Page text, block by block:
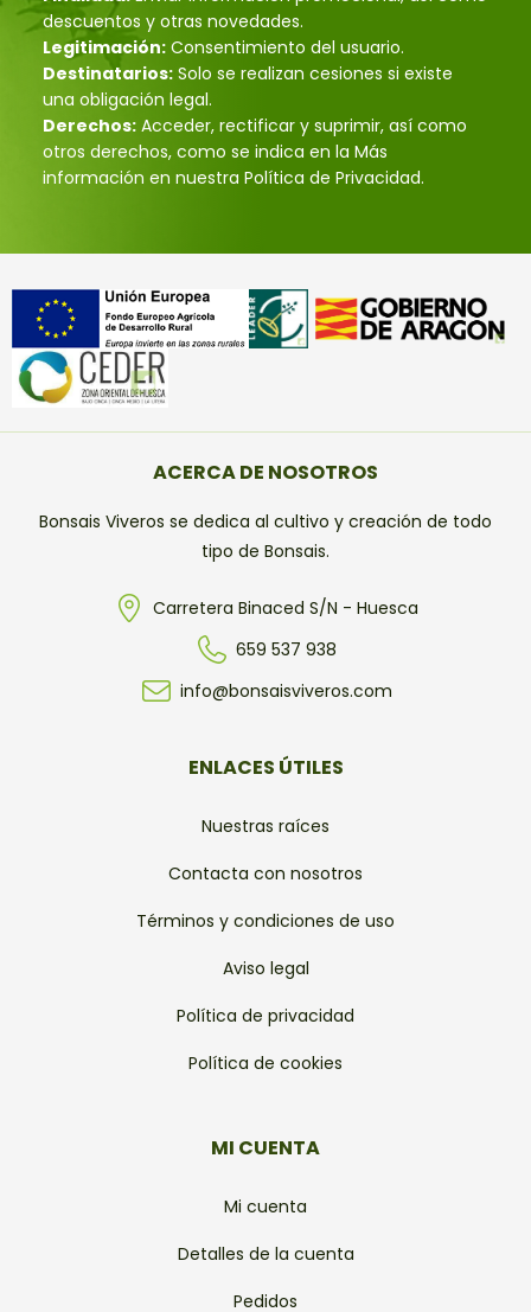
descuentos y otras novedades.
Legitimación: Consentimiento del usuario.
Destinatarios: Solo se realizan cesiones si existe
una obligación legal.
Derechos: Acceder, rectificar y suprimir, así como
otros derechos, como se indica en la Más
información en nuestra Política de Privacidad.
ACERCA DE NOSOTROS
Bonsais Viveros se dedica al cultivo y creación de todo
tipo de Bonsais.
Carretera Binaced S/N - Huesca
659 537 938
info@bonsaisviveros.com
ENLACES ÚTILES
Nuestras raíces
Contacta con nosotros
Términos y condiciones de uso
Aviso legal
Política de privacidad
Política de cookies
MI CUENTA
Mi cuenta
Detalles de la cuenta
Pedidos